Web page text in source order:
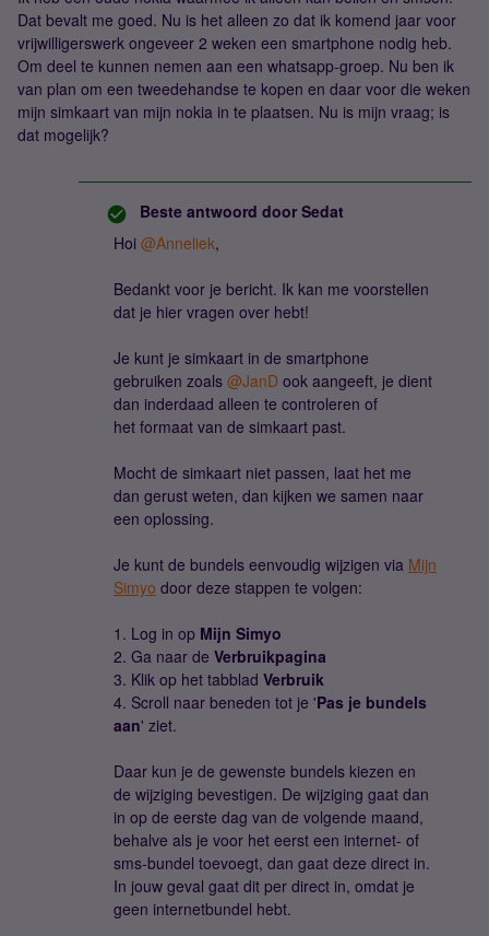
Dat bevalt me goed. Nu is het alleen zo dat ik komend jaar voor
vrijwilligerswerk ongeveer 2 weken een smartphone nodig heb.
Om deel te kunnen nemen aan een whatsapp-groep. Nu ben ik
van plan om een tweedehandse te kopen en daar voor die weken
mijn simkaart van mijn nokia in te plaatsen. Nu is mijn vraag; is
dat mogelijk?
Beste antwoord door Sedat
Hoi ​ @Anneliek,
Bedankt voor je bericht. Ik kan me voorstellen
dat je hier vragen over hebt!
Je kunt je simkaart in de smartphone
gebruiken zoals ​ @JanD ook aangeeft, je dient
dan inderdaad alleen te controleren of
het formaat van de simkaart past.
Mocht de simkaart niet passen, laat het me
dan gerust weten, dan kijken we samen naar
een oplossing.
Je kunt de bundels eenvoudig wijzigen via Mijn
Simyo door deze stappen te volgen:
1. Log in op Mijn Simyo
2. Ga naar de Verbruikpagina
3. Klik op het tabblad Verbruik
4. Scroll naar beneden tot je 'Pas je bundels
aan' ziet.
Daar kun je de gewenste bundels kiezen en
de wijziging bevestigen. De wijziging gaat dan
in op de eerste dag van de volgende maand,
behalve als je voor het eerst een internet- of
sms-bundel toevoegt, dan gaat deze direct in.
In jouw geval gaat dit per direct in, omdat je
geen internetbundel hebt.